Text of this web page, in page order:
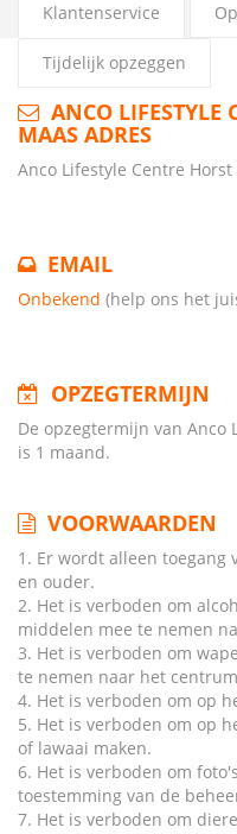
Klantenservice
Tijdelijk opzeggen
ANCO LIFESTYLE
MAAS ADRES
Anco Lifestyle Centre
EMAIL
Onbekend (help ons het
OPZEGTERMIJN
De opzegtermijn van Anco
is 1 maand.
VOORWAARDEN
1. Er wordt alleen toegang
en ouder.
2. Het is verboden om
middelen mee te nemen
3. Het is verboden om
te nemen naar het
4. Het is verboden om op
5. Het is verboden om op
of lawaai maken.
6. Het is verboden om
toestemming van de
7. Het is verboden om